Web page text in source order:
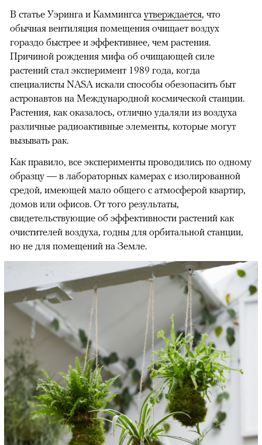
В статье Уэринга и Каммингса утверждается, что
обычная вентиляция помещения очищает воздух
гораздо быстрее и эффективнее, чем растения.
Причиной рождения мифа об очищающей силе
растений стал эксперимент 1989 года, когда
специалисты NASA искали способы обезопасить быт
астронавтов на Международной космической станции.
Растения, как оказалось, отлично удаляли из воздуха
различные радиоактивные элементы, которые могут
вызывать рак.
Как правило, все эксперименты проводились по одному
образцу — в лабораторных камерах с изолированной
средой, имеющей мало общего с атмосферой квартир,
домов или офисов. От того результаты,
свидетельствующие об эффективности растений как
очистителей воздуха, годны для орбитальной станции,
но не для помещений на Земле.